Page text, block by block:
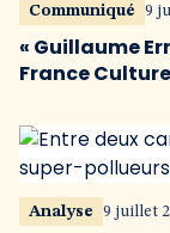
Communiqué 9
« Guillaume
France
Analyse 9 juillet